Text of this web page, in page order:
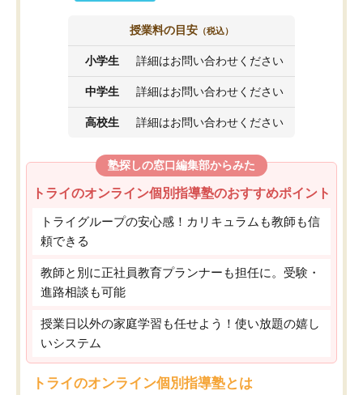
授業料の目安 （税込）
小学生 詳細はお問い合わせください
中学生 詳細はお問い合わせください
高校生 詳細はお問い合わせください
塾探しの窓口編集部からみた
トライのオンライン個別指導塾のおすすめポイント
トライグループの安心感！カリキュラムも教師も信
頼できる
教師と別に正社員教育プランナーも担任に。受験・
進路相談も可能
授業日以外の家庭学習も任せよう！使い放題の嬉し
いシステム
トライのオンライン個別指導塾とは